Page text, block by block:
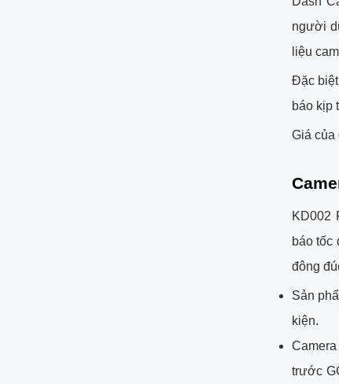
người
liệu
Đặc
báo kịp
Giá của
KD002
báo tốc
đông
Sản
kiện.
trước